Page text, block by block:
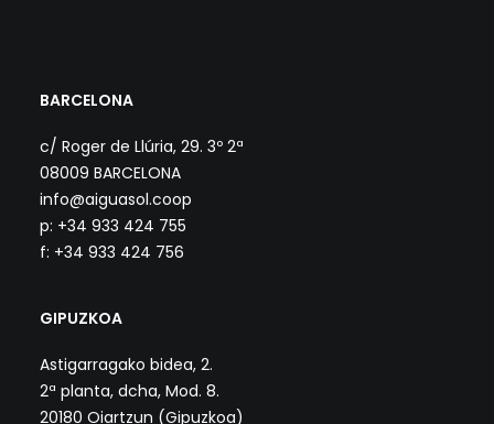
BARCELONA
c/ Roger de Llúria, 29. 3º 2ª
08009 BARCELONA
info@aiguasol.coop
p: +34 933 424 755
f: +34 933 424 756
GIPUZKOA
Astigarragako bidea, 2.
2ª planta, dcha, Mod. 8.
20180 Oiartzun (Gipuzkoa)